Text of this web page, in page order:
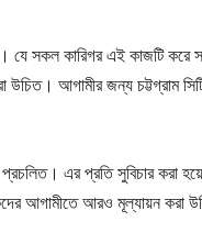
যে সকল কারিগর এই কাজটি করে
আগামীর জন্য চট্টগ্রাম
এর প্রতি সুবিচার করা
আগামীতে আরও মূল্যায়ন করা